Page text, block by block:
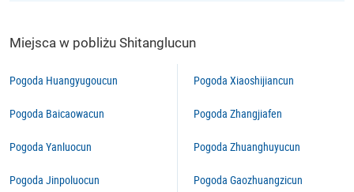
Miejsca w pobliżu Shitanglucun
Pogoda Huangyugoucun
Pogoda Baicaowacun
Pogoda Yanluocun
Pogoda Jinpoluocun
Pogoda Xiaoshijiancun
Pogoda Zhangjiafen
Pogoda Zhuanghuyucun
Pogoda Gaozhuangzicun